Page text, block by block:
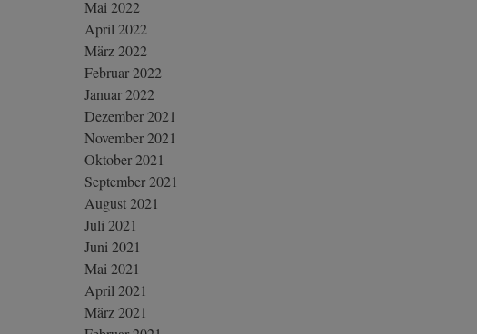
Mai 2022
April 2022
März 2022
Februar 2022
Januar 2022
Dezember 2021
November 2021
Oktober 2021
September 2021
August 2021
Juli 2021
Juni 2021
Mai 2021
April 2021
März 2021